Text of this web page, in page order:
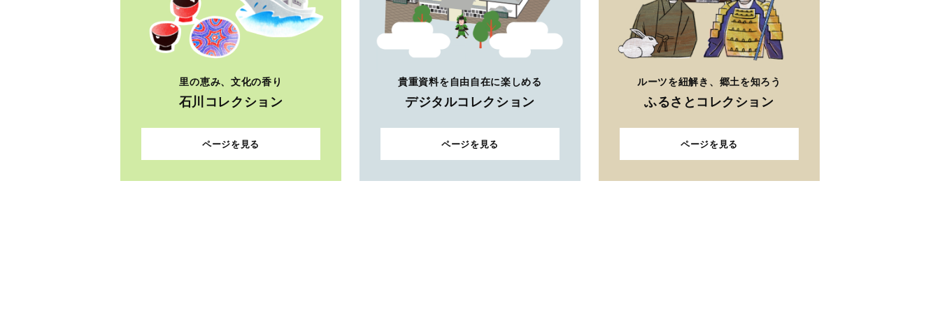
里の恵み、文化の香り
石川コレクション
ページを見る
貴重資料を自由自在に楽しめる
デジタルコレクション
ページを見る
ルーツを紐解き、郷土を知ろう
ふるさとコレクション
ページを見る